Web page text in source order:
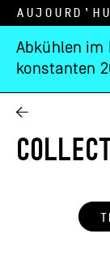
Abkühlen im
konstanten